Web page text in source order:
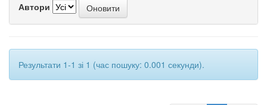
Автори
Результати 1-1 зі 1 (час пошуку: 0.001 секунди).